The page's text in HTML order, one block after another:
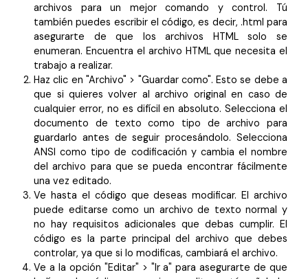
archivos para un mejor comando y control. Tú
también puedes escribir el código, es decir, .html para
asegurarte de que los archivos HTML solo se
enumeran. Encuentra el archivo HTML que necesita el
trabajo a realizar.
Haz clic en "Archivo" > "Guardar como". Esto se debe a
que si quieres volver al archivo original en caso de
cualquier error, no es difícil en absoluto. Selecciona el
documento de texto como tipo de archivo para
guardarlo antes de seguir procesándolo. Selecciona
ANSI como tipo de codificación y cambia el nombre
del archivo para que se pueda encontrar fácilmente
una vez editado.
Ve hasta el código que deseas modificar. El archivo
puede editarse como un archivo de texto normal y
no hay requisitos adicionales que debas cumplir. El
código es la parte principal del archivo que debes
controlar, ya que si lo modificas, cambiará el archivo.
Ve a la opción "Editar" > "Ir a" para asegurarte de que